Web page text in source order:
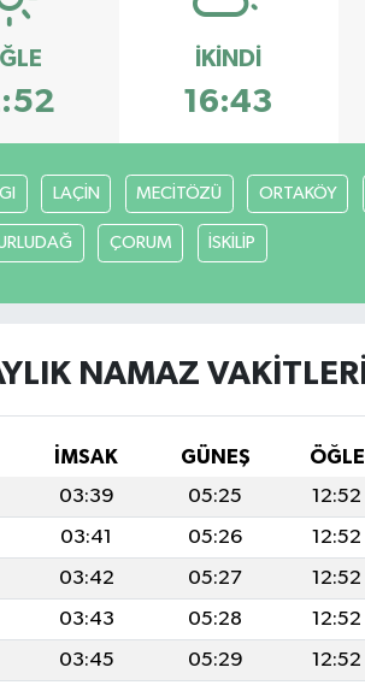
İKINDI
16:43
LAÇİN MECİTÖZÜ ORTAKÖY
ÇORUM İSKİLİP
NAMAZ VAKITLERI
İMSAK GÜNEŞ ÖĞLE
03:39 05:25 12:52
03:41 05:26 12:52
03:42 05:27 12:52
03:43 05:28 12:52
03:45 05:29 12:52